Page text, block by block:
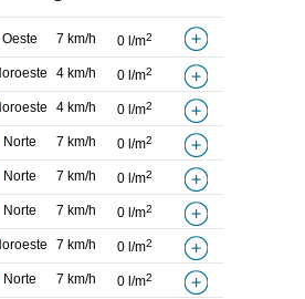
Oeste 7 km/h 0 l/m2
4 km/h 0 l/m2
4 km/h 0 l/m2
Norte 7 km/h 0 l/m2
Norte 7 km/h 0 l/m2
Norte 7 km/h 0 l/m2
7 km/h 0 l/m2
Norte 7 km/h 0 l/m2